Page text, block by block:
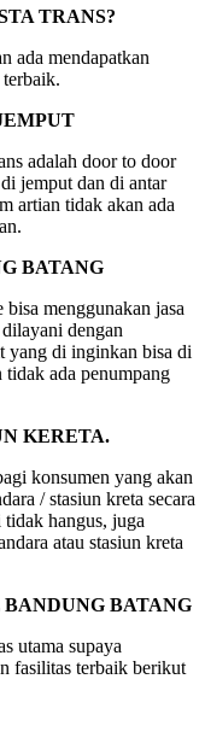
TRANS?
ada mendapatkan
adalah door to door
jemput dan di antar
artian tidak akan ada
BATANG
menggunakan jasa
dengan
yang di inginkan bisa di
tidak ada penumpang
KERETA.
konsumen yang akan
/ stasiun kreta secara
hangus, juga
atau stasiun kreta
BATANG
utama supaya
fasilitas terbaik berikut